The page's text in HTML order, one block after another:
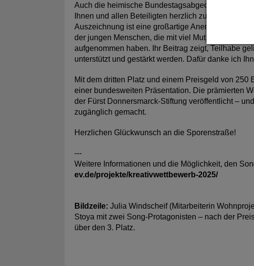
Auch die heimische Bundestagsabgeordnete
Ihnen und allen Beteiligten herzlich zum 3. Platz
Auszeichnung ist eine großartige Anerkennung
der jungen Menschen, die mit viel Mut, Offenheit
aufgenommen haben. Ihr Beitrag zeigt, Teilhabe
unterstützt und gestärkt werden. Dafür danke ich
Mit dem dritten Platz und einem Preisgeld von 250
einer bundesweiten Präsentation. Die prämierten
der Fürst Donnersmarck-Stiftung veröffentlicht –
zugänglich gemacht.
Herzlichen Glückwunsch an die Sporenstraße!
---
Weitere Informationen und die Möglichkeit, den
ev.de/projekte/kreativwettbewerb-2025/
Bildzeile: Julia Windscheif (Mitarbeiterin
Stoya mit zwei Song-Protagonisten – nach der
über den 3. Platz.